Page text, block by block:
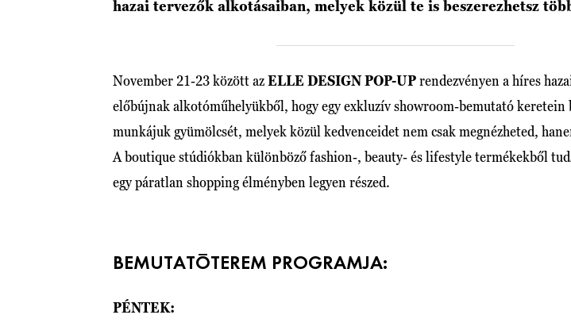
hazai tervezők alkotásaiban, melyek közül te is beszerezhetsz
November 21-23 között azELLE DESIGN POP-UPrendezvényen a híres
előbújnak alkotóműhelyükből, hogy egy exkluzív showroom-bemutató keretein
munkájuk gyümölcsét, melyek közül kedvenceidet nem csak megnézheted,
A boutique stúdiókban különböző fashion-, beauty- és lifestyle termékekből
egy páratlan shopping élményben legyen részed.
BEMUTATÓTEREM PROGRAMJA:
PÉNTEK: